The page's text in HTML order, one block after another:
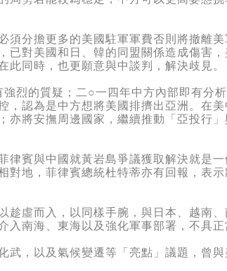
分擔更多的美國駐軍軍費否則將撤離美
對美國和日、韓的同盟關係造成傷害
此同時，也更願意與中談判，解決歧見。
的質疑；二○一四年中方內部即有分析
認為是中方想將美國排擠出亞洲。在
將安撫周邊國家，繼續推動「亞投行」
賓與中國就黃岩島爭議獲取解決就是一
地，菲律賓總統杜特蒂亦有回報，表
虛而入，以同樣手腕，與日本、越南、
南海、東海以及強化軍事部署，不具正
，以及氣候變遷等「亮點」議題，曾與